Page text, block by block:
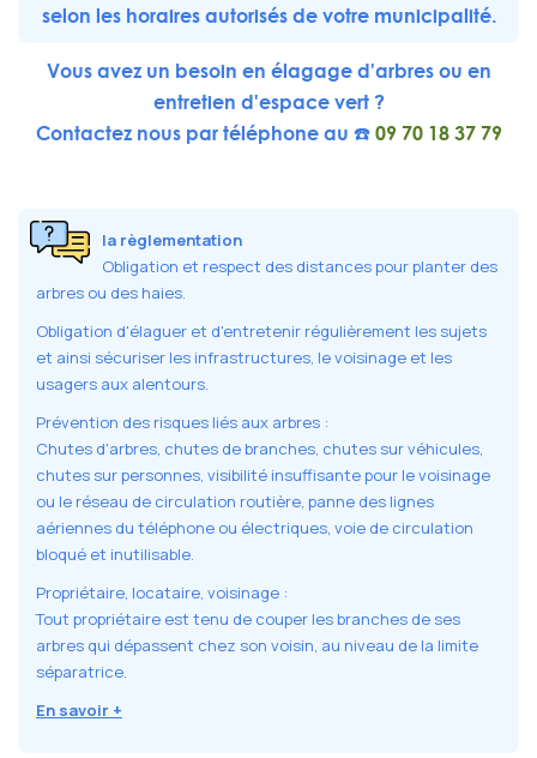
selon les horaires autorisés de votre municipalité.
Vous avez un besoin en élagage d'arbres ou en
entretien d'espace vert ?
Contactez nous par téléphone au ☎️09 70 18 37 79
la règlementation
Obligation et respect des distances pour planter des
arbres ou des haies.
Obligation d'élaguer et d'entretenir régulièrement les sujets
et ainsi sécuriser les infrastructures, le voisinage et les
usagers aux alentours.
Prévention des risques liés aux arbres :
Chutes d'arbres, chutes de branches, chutes sur véhicules,
chutes sur personnes, visibilité insuffisante pour le voisinage
ou le réseau de circulation routière, panne des lignes
aériennes du téléphone ou électriques, voie de circulation
bloqué et inutilisable.
Propriétaire, locataire, voisinage :
Tout propriétaire est tenu de couper les branches de ses
arbres qui dépassent chez son voisin, au niveau de la limite
séparatrice.
En savoir +